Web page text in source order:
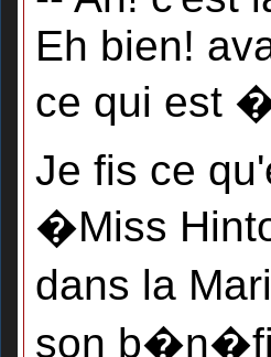
Eh bien!
ce qui est
Je fis ce
�Miss
dans la
son